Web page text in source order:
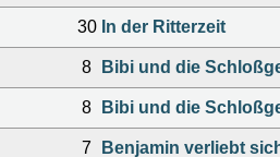
30 In der Ritterzeit
8 Bibi und die
8 Bibi und die
7 Benjamin verliebt